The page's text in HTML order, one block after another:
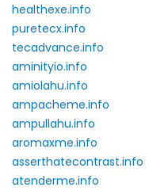
healthexe.info
puretecx.info
tecadvance.info
aminityio.info
amiolahu.info
ampacheme.info
ampullahu.info
aromaxme.info
asserthatecontrast.info
atenderme.info